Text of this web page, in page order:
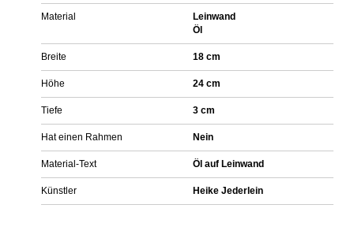
Material
Leinwand
Öl
Breite 18 cm
Höhe 24 cm
Tiefe 3 cm
Hat einen Rahmen Nein
Material-Text Öl auf Leinwand
Künstler Heike Jederlein